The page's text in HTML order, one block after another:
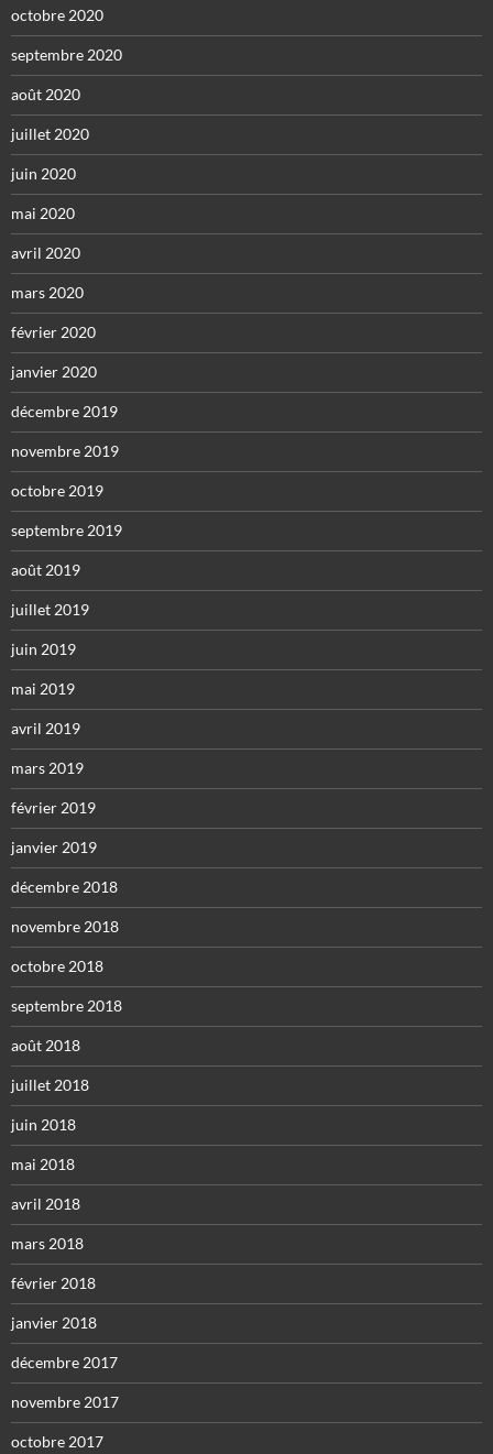
octobre 2020
septembre 2020
août 2020
juillet 2020
juin 2020
mai 2020
avril 2020
mars 2020
février 2020
janvier 2020
décembre 2019
novembre 2019
octobre 2019
septembre 2019
août 2019
juillet 2019
juin 2019
mai 2019
avril 2019
mars 2019
février 2019
janvier 2019
décembre 2018
novembre 2018
octobre 2018
septembre 2018
août 2018
juillet 2018
juin 2018
mai 2018
avril 2018
mars 2018
février 2018
janvier 2018
décembre 2017
novembre 2017
octobre 2017